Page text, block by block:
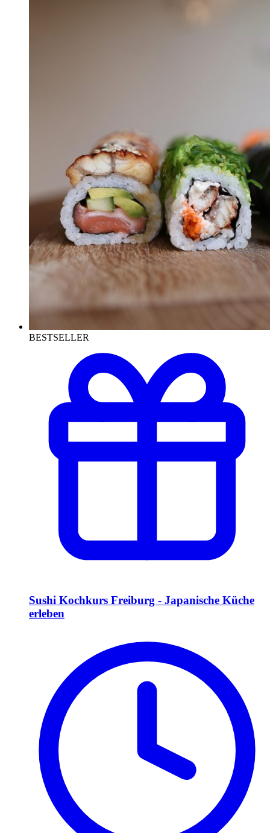
BESTSELLER
Sushi Kochkurs Freiburg - Japanische Küche
erleben